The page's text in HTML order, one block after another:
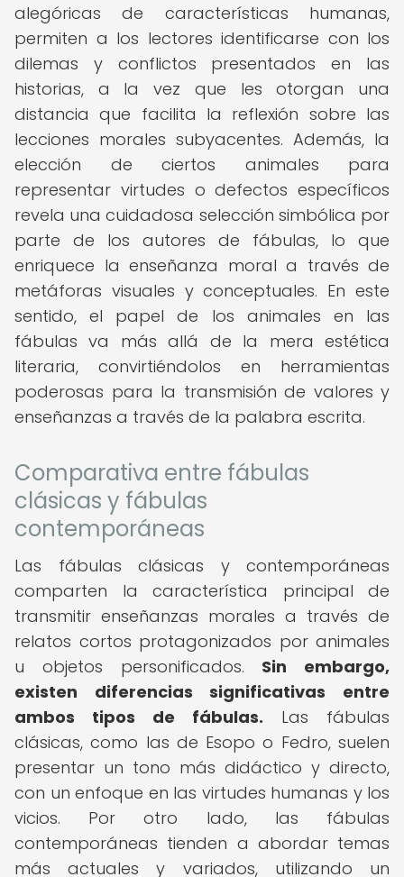
alegóricas de características humanas,
permiten a los lectores identificarse con los
dilemas y conflictos presentados en las
historias, a la vez que les otorgan una
distancia que facilita la reflexión sobre las
lecciones morales subyacentes. Además, la
elección de ciertos animales para
representar virtudes o defectos específicos
revela una cuidadosa selección simbólica por
parte de los autores de fábulas, lo que
enriquece la enseñanza moral a través de
metáforas visuales y conceptuales. En este
sentido, el papel de los animales en las
fábulas va más allá de la mera estética
literaria, convirtiéndolos en herramientas
poderosas para la transmisión de valores y
enseñanzas a través de la palabra escrita.
Comparativa entre fábulas
clásicas y fábulas
contemporáneas
Las fábulas clásicas y contemporáneas
comparten la característica principal de
transmitir enseñanzas morales a través de
relatos cortos protagonizados por animales
u objetos personificados. Sin embargo,
existen diferencias significativas entre
ambos tipos de fábulas. Las fábulas
clásicas, como las de Esopo o Fedro, suelen
presentar un tono más didáctico y directo,
con un enfoque en las virtudes humanas y los
vicios. Por otro lado, las fábulas
contemporáneas tienden a abordar temas
más actuales y variados, utilizando un